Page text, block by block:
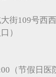
街109号西
）
（节假日医